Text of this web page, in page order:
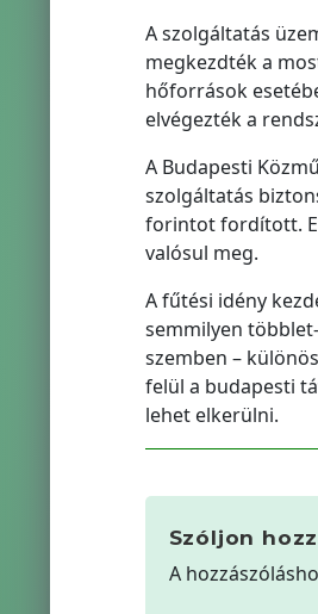
A szolgáltatás
megkezdték a
hőforrások
elvégezték a
A Budapesti
szolgáltatás
forintot fordított.
valósul meg.
A fűtési idény
semmilyen
szemben –
felül a budapesti
lehet elkerülni.
Szóljon
A